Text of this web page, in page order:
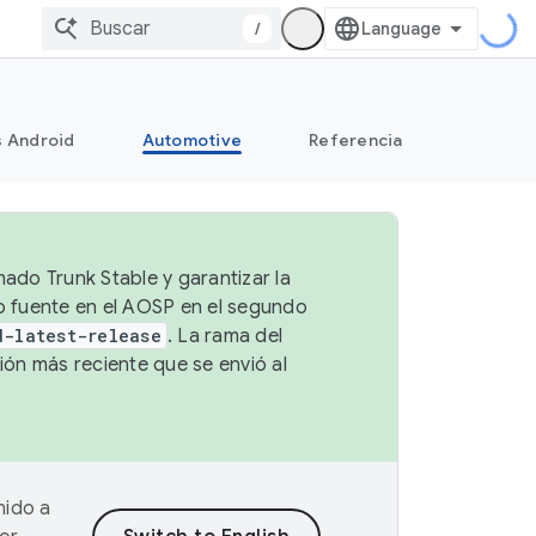
/
Android Automotive Referencia
Trunk Stable y garantizar la
en el AOSP en el segundo
latest-release . La rama del
más reciente que se envió al
a